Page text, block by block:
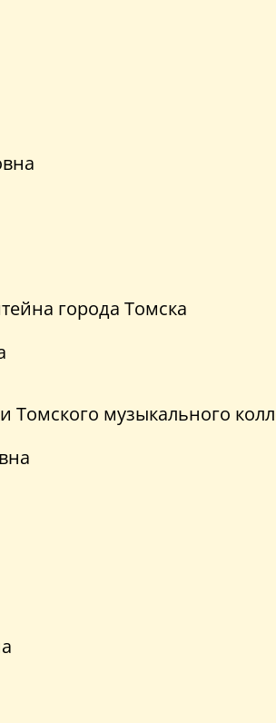
города Томска
Томского музыкального